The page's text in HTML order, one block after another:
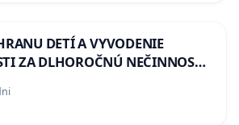
DETÍ A VYVODENIE
ZA DLHOROČNÚ NEČINNOSŤ